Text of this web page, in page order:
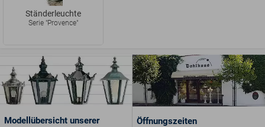
Ständerleuchte
Serie "Provence"
Modellübersicht unserer
Öffnungszeiten